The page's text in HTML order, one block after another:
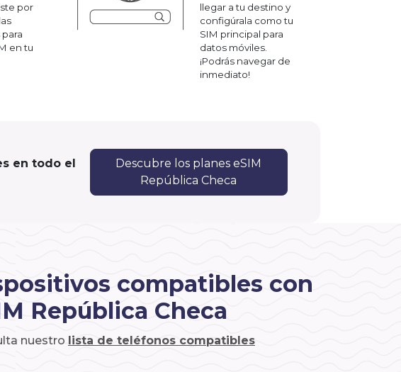
por
en tu
llegar a tu destino y
configúrala como tu
SIM principal para
datos móviles.
¡Podrás navegar de
inmediato!
en todo el
Descubre los planes eSIM
República Checa
compatibles con
República Checa
nuestro lista de teléfonos compatibles